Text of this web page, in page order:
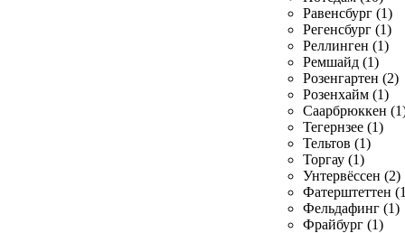
Равенсбург (1)
Регенсбург (1)
Реллинген (1)
Ремшайд (1)
Розенгартен (2)
Розенхайм (1)
Саарбрюккен
Тегернзее (1)
Тельтов (1)
Торгау (1)
Унтервёссен (2)
Фатерштеттен
Фельдафинг (1)
Фрайбург (1)